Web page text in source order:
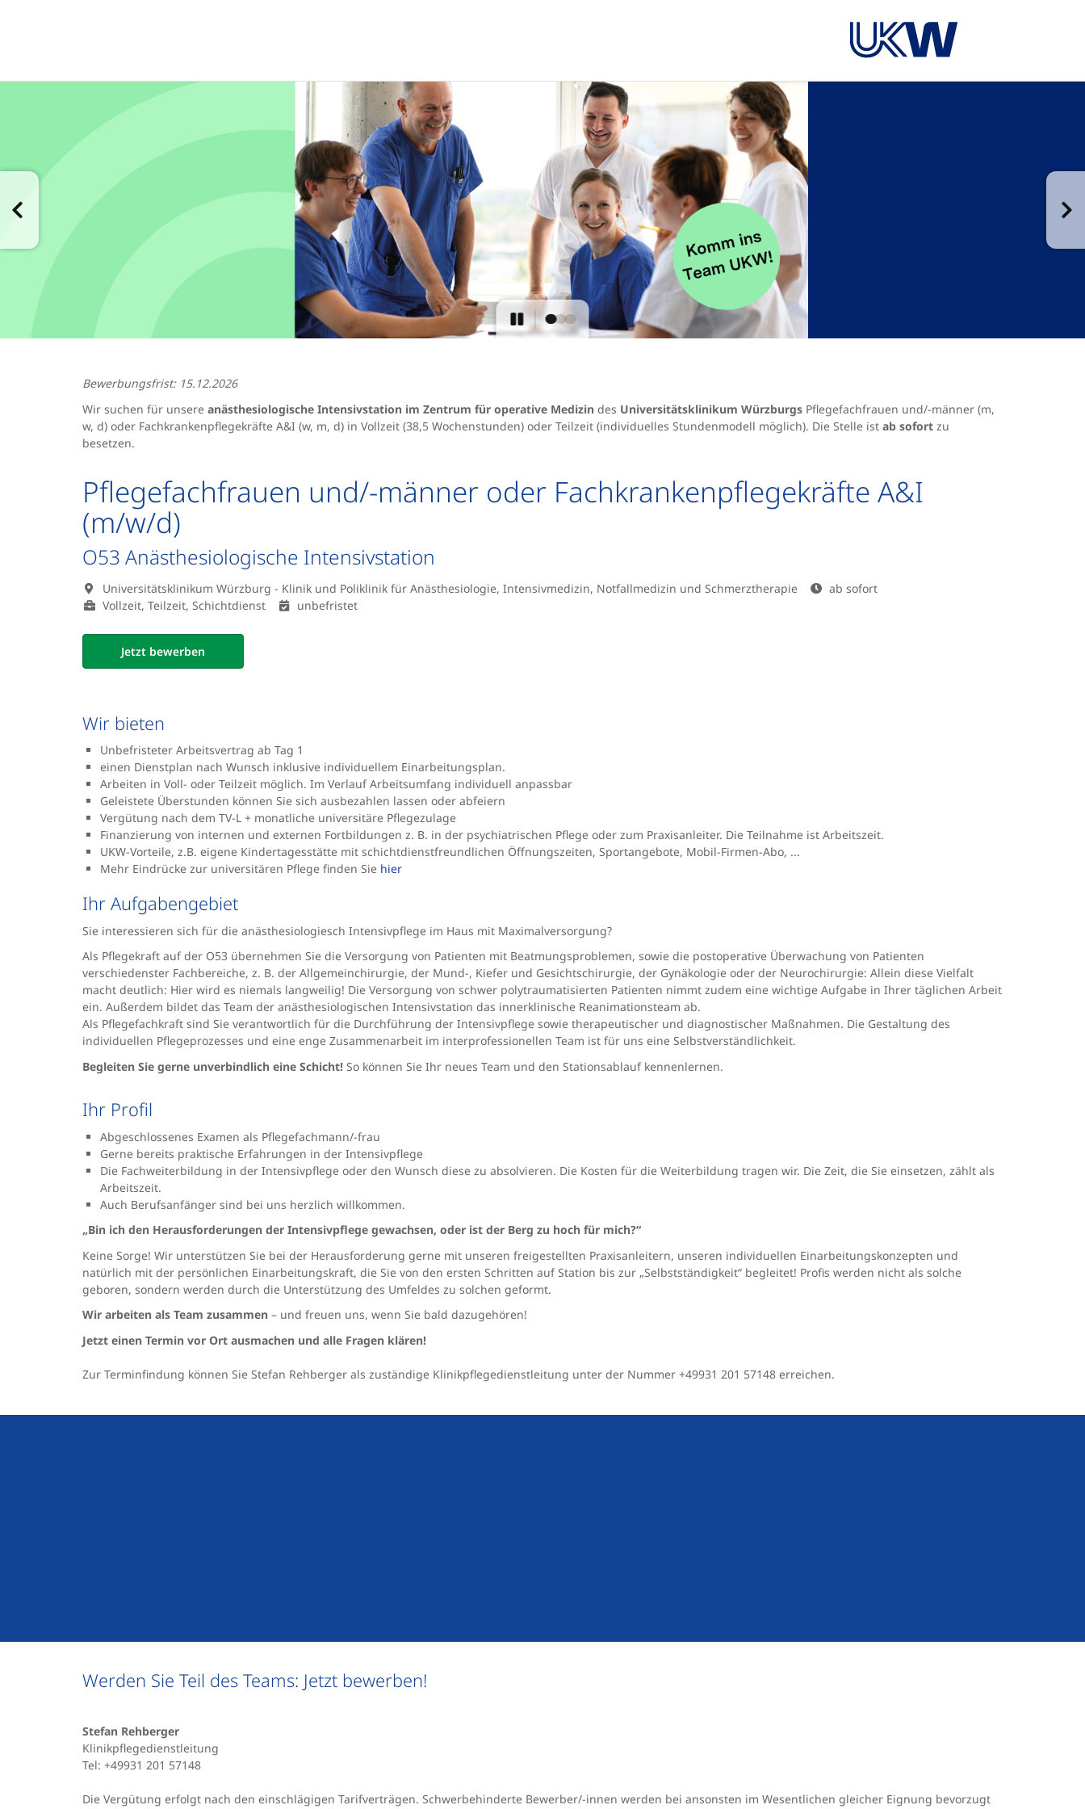
Pflegefachfrauen und/-männer oder Fachkrankenpflegekräfte A&I
(m/w/d)
O53 Anästhesiologische Intensivstation
Universitätsklinikum Würzburg - Klinik und Poliklinik für Anästhesiologie, Intensivmedizin, Notfallmedizin und Schmerztherapie
ab sofort
Vollzeit, Teilzeit, Schichtdienst
unbefristet
Jetzt bewerben
Bewerbungsfrist: 15.12.2026
Wir suchen für unsere anästhesiologische Intensivstation im Zentrum für operative Medizin des Universitätsklinikum Würzburgs Pflegefachfrauen und/-männer (m,
w, d) oder Fachkrankenpflegekräfte A&I (w, m, d) in Vollzeit (38,5 Wochenstunden) oder Teilzeit (individuelles Stundenmodell möglich). Die Stelle ist ab sofort zu
besetzen.
Wir bieten
Unbefristeter Arbeitsvertrag ab Tag 1
einen Dienstplan nach Wunsch inklusive individuellem Einarbeitungsplan.
Arbeiten in Voll- oder Teilzeit möglich. Im Verlauf Arbeitsumfang individuell anpassbar
Geleistete Überstunden können Sie sich ausbezahlen lassen oder abfeiern
Vergütung nach dem TV-L + monatliche universitäre Pflegezulage
Finanzierung von internen und externen Fortbildungen z. B. in der psychiatrischen Pflege oder zum Praxisanleiter. Die Teilnahme ist Arbeitszeit.
UKW-Vorteile, z.B. eigene Kindertagesstätte mit schichtdienstfreundlichen Öffnungszeiten, Sportangebote, Mobil-Firmen-Abo, ...
Mehr Eindrücke zur universitären Pflege finden Sie hier
Ihr Aufgabengebiet
Sie interessieren sich für die anästhesiologiesch Intensivpflege im Haus mit Maximalversorgung?
Als Pflegekraft auf der O53 übernehmen Sie die Versorgung von Patienten mit Beatmungsproblemen, sowie die postoperative Überwachung von Patienten
verschiedenster Fachbereiche, z. B. der Allgemeinchirurgie, der Mund-, Kiefer und Gesichtschirurgie, der Gynäkologie oder der Neurochirurgie: Allein diese Vielfalt
macht deutlich: Hier wird es niemals langweilig! Die Versorgung von schwer polytraumatisierten Patienten nimmt zudem eine wichtige Aufgabe in Ihrer täglichen Arbeit
ein. Außerdem bildet das Team der anästhesiologischen Intensivstation das innerklinische Reanimationsteam ab.
Als Pflegefachkraft sind Sie verantwortlich für die Durchführung der Intensivpflege sowie therapeutischer und diagnostischer Maßnahmen. Die Gestaltung des
individuellen Pflegeprozesses und eine enge Zusammenarbeit im interprofessionellen Team ist für uns eine Selbstverständlichkeit.
Begleiten Sie gerne unverbindlich eine Schicht! So können Sie Ihr neues Team und den Stationsablauf kennenlernen.
Ihr Profil
Abgeschlossenes Examen als Pflegefachmann/-frau
Gerne bereits praktische Erfahrungen in der Intensivpflege
Die Fachweiterbildung in der Intensivpflege oder den Wunsch diese zu absolvieren. Die Kosten für die Weiterbildung tragen wir. Die Zeit, die Sie einsetzen, zählt als
Arbeitszeit.
Auch Berufsanfänger sind bei uns herzlich willkommen.
„Bin ich den Herausforderungen der Intensivpflege gewachsen, oder ist der Berg zu hoch für mich?“
Keine Sorge! Wir unterstützen Sie bei der Herausforderung gerne mit unseren freigestellten Praxisanleitern, unseren individuellen Einarbeitungskonzepten und
natürlich mit der persönlichen Einarbeitungskraft, die Sie von den ersten Schritten auf Station bis zur „Selbstständigkeit“ begleitet! Profis werden nicht als solche
geboren, sondern werden durch die Unterstützung des Umfeldes zu solchen geformt.
Wir arbeiten als Team zusammen – und freuen uns, wenn Sie bald dazugehören!
Jetzt einen Termin vor Ort ausmachen und alle Fragen klären!
Zur Terminfindung können Sie Stefan Rehberger als zuständige Klinikpflegedienstleitung unter der Nummer +49931 201 57148 erreichen.
Werden Sie Teil des Teams: Jetzt bewerben!
Stefan Rehberger
Klinikpflegedienstleitung
Tel: +49931 201 57148
Die Vergütung erfolgt nach den einschlägigen Tarifverträgen. Schwerbehinderte Bewerber/-innen werden bei ansonsten im Wesentlichen gleicher Eignung bevorzugt